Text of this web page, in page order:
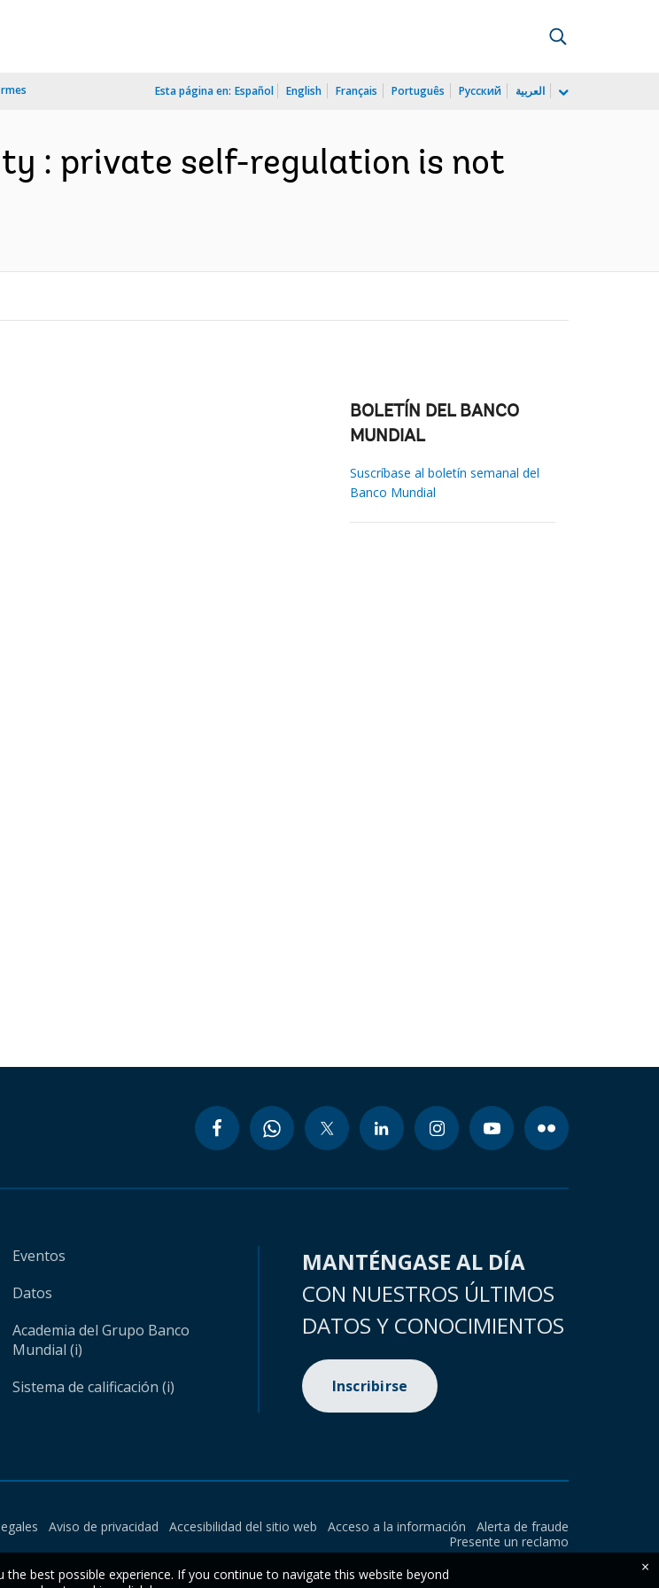
Esta página en: Español English Français Português Русский العربية
: private self-regulation is not
BOLETÍN DEL BANCO
MUNDIAL
Suscríbase al boletín semanal del
Banco Mundial
Eventos
Datos
Academia del Grupo Banco
Mundial (i)
Sistema de calificación (i)
MANTÉNGASE AL DÍA
CON NUESTROS ÚLTIMOS
DATOS Y CONOCIMIENTOS
Inscribirse
Aviso de privacidad Accesibilidad del sitio web Acceso a la información
Alerta de fraude
Presente un reclamo
best possible experience. If you continue to navigate this website beyond
×